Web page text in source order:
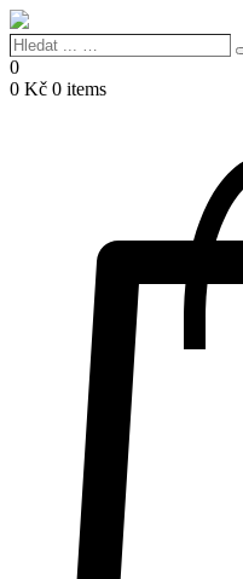
Hledat
...
…
0
0 Kč 0 items